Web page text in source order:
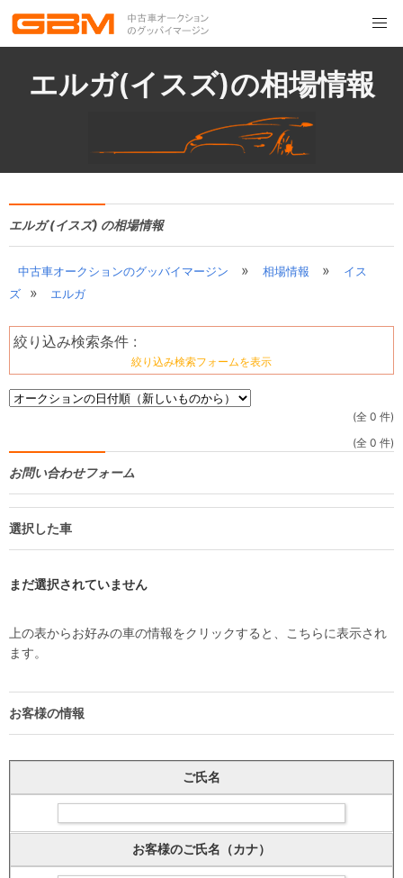
エルガ(イスズ)の相場情報
エルガ (イスズ) の相場情報
中古車オークションのグッバイマージン » 相場情報 »
イス
ズ
» エルガ
絞り込み検索条件 :
絞り込み検索フォームを表示
(全 0 件)
(全 0 件)
お問い合わせフォーム
選択した車
まだ選択されていません
上の表からお好みの車の情報をクリックすると、こちらに表示され
ます。
お客様の情報
ご氏名
お客様のご氏名（カナ）